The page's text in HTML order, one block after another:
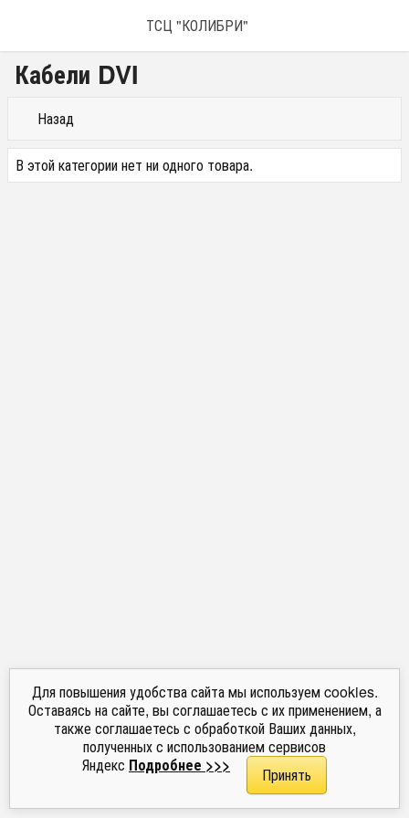
Для повышения удобства сайта мы используем cookies.
Оставаясь на сайте, вы соглашаетесь с их применением, а
также соглашаетесь с обработкой Ваших данных,
полученных с использованием сервисов
Яндекс Подробнее >>> Принять
ТСЦ "КОЛИБРИ"
Кабели DVI
Назад
В этой категории нет ни одного товара.